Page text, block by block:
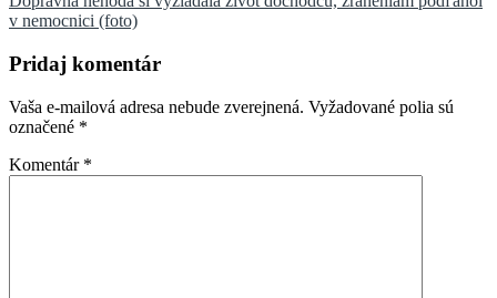
článku
v nemocnici (foto)
Pridaj komentár
Vaša e-mailová adresa nebude zverejnená. Vyžadované polia sú
označené *
Komentár *